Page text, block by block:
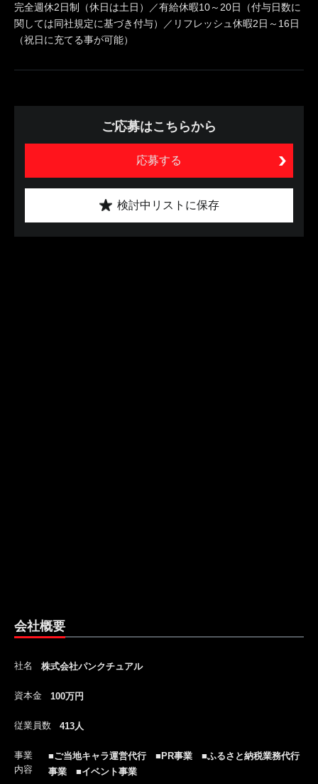
完全週休2日制（休日は土日）／有給休暇10～20日（付与日数に
関しては同社規定に基づき付与）／リフレッシュ休暇2日～16日
（祝日に充てる事が可能）
ご応募はこちらから
応募する
検討中リストに保存
会社概要
社名 株式会社パンクチュアル
資本金 100万円
従業員数 413人
事業
内容
■ご当地キャラ運営代行 ■PR事業 ■ふるさと納税業務代行
事業 ■イベント事業